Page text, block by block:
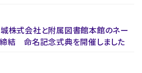
株式会社と附属図書館本館のネー
締結 命名記念式典を開催しました